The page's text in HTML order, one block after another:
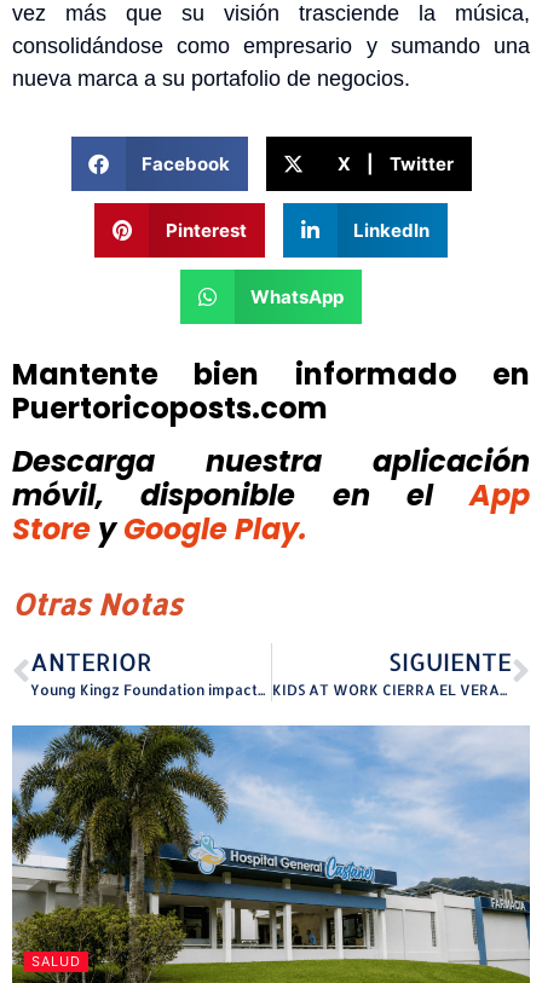
vez más que su visión trasciende la música,
consolidándose como empresario y sumando una
nueva marca a su portafolio de negocios.
Facebook X | Twitter
Pinterest LinkedIn
WhatsApp
Mantente bien informado en
Puertoricoposts.com
Descarga nuestra aplicación
móvil, disponible
en el
App
Store y Google Play.
Otras Notas
ANTERIOR
Young Kingz Foundation impacta a través del deporte a más de 150 niños y jóvenes
SIGUIENTE
KIDS AT WORK CIERRA EL VERANO CON NUEVOS TALLERES ESTE 11 DE JULIO
SALUD